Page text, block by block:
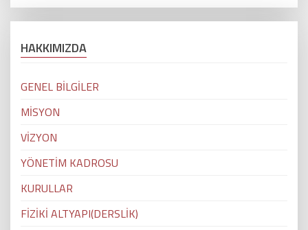
HAKKIMIZDA
GENEL BİLGİLER
MİSYON
VİZYON
YÖNETİM KADROSU
KURULLAR
FİZİKİ ALTYAPI(DERSLİK)